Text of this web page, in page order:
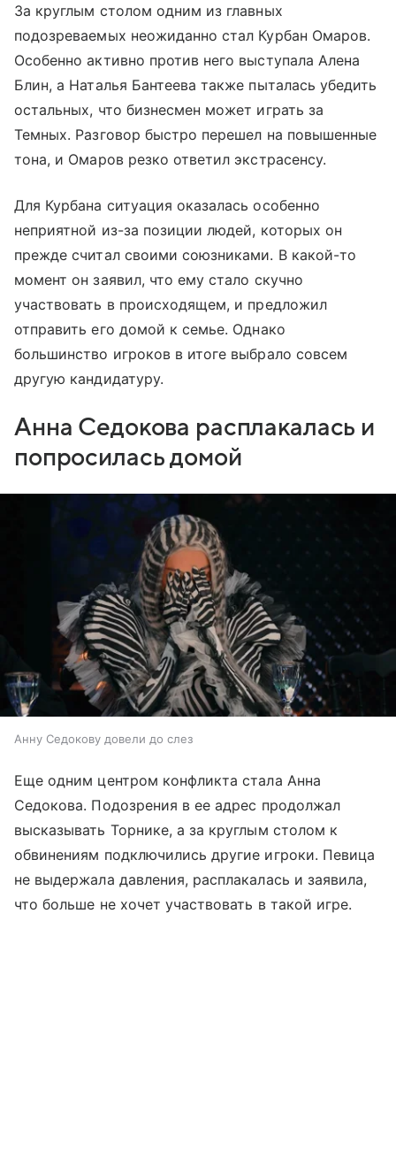
За круглым столом одним из главных
подозреваемых неожиданно стал Курбан Омаров.
Особенно активно против него выступала Алена
Блин, а Наталья Бантеева также пыталась убедить
остальных, что бизнесмен может играть за
Темных. Разговор быстро перешел на повышенные
тона, и Омаров резко ответил экстрасенсу.
Для Курбана ситуация оказалась особенно
неприятной из-за позиции людей, которых он
прежде считал своими союзниками. В какой-то
момент он заявил, что ему стало скучно
участвовать в происходящем, и предложил
отправить его домой к семье. Однако
большинство игроков в итоге выбрало совсем
другую кандидатуру.
Анна Седокова расплакалась и
попросилась домой
Анну Седокову довели до слез
Еще одним центром конфликта стала Анна
Седокова. Подозрения в ее адрес продолжал
высказывать Торнике, а за круглым столом к
обвинениям подключились другие игроки. Певица
не выдержала давления, расплакалась и заявила,
что больше не хочет участвовать в такой игре.